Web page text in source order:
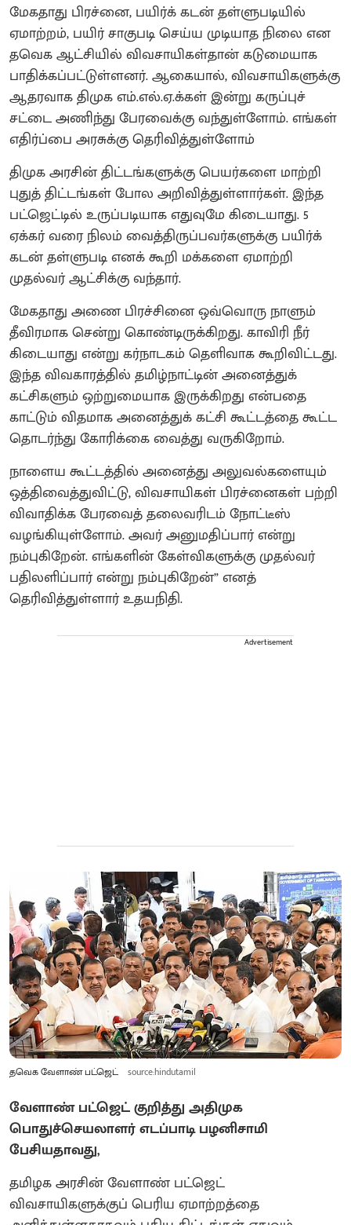
மேகதாது பிரச்னை, பயிர்க் கடன் தள்ளுபடியில்
ஏமாற்றம், பயிர் சாகுபடி செய்ய முடியாத நிலை என
தவெக ஆட்சியில் விவசாயிகள்தான் கடுமையாக
பாதிக்கப்பட்டுள்ளனர். ஆகையால், விவசாயிகளுக்கு
ஆதரவாக திமுக எம்.எல்.ஏ.க்கள் இன்று கருப்புச்
சட்டை அணிந்து பேரவைக்கு வந்துள்ளோம். எங்கள்
எதிர்ப்பை அரசுக்கு தெரிவித்துள்ளோம்
திமுக அரசின் திட்டங்களுக்கு பெயர்களை மாற்றி
புதுத் திட்டங்கள் போல அறிவித்துள்ளார்கள். இந்த
பட்ஜெட்டில் உருப்படியாக எதுவுமே கிடையாது. 5
ஏக்கர் வரை நிலம் வைத்திருப்பவர்களுக்கு பயிர்க்
கடன் தள்ளுபடி எனக் கூறி மக்களை ஏமாற்றி
முதல்வர் ஆட்சிக்கு வந்தார்.
மேகதாது அணை பிரச்சினை ஒவ்வொரு நாளும்
தீவிரமாக சென்று கொண்டிருக்கிறது. காவிரி நீர்
கிடையாது என்று கர்நாடகம் தெளிவாக கூறிவிட்டது.
இந்த விவகாரத்தில் தமிழ்நாட்டின் அனைத்துக்
கட்சிகளும் ஒற்றுமையாக இருக்கிறது என்பதை
காட்டும் விதமாக அனைத்துக் கட்சி கூட்டத்தை கூட்ட
தொடர்ந்து கோரிக்கை வைத்து வருகிறோம்.
நாளைய கூட்டத்தில் அனைத்து அலுவல்களையும்
ஒத்திவைத்துவிட்டு, விவசாயிகள் பிரச்னைகள் பற்றி
விவாதிக்க பேரவைத் தலைவரிடம் நோட்டீஸ்
வழங்கியுள்ளோம். அவர் அனுமதிப்பார் என்று
நம்புகிறேன். எங்களின் கேள்விகளுக்கு முதல்வர்
பதிலளிப்பார் என்று நம்புகிறேன்” எனத்
தெரிவித்துள்ளார் உதயநிதி.
Advertisement
தவெக வேளாண் பட்ஜெட் source:hindutamil
வேளாண் பட்ஜெட் குறித்து அதிமுக
பொதுச்செயலாளர் எடப்பாடி பழனிசாமி
பேசியதாவது,
தமிழக அரசின் வேளாண் பட்ஜெட்
விவசாயிகளுக்குப் பெரிய ஏமாற்றத்தை